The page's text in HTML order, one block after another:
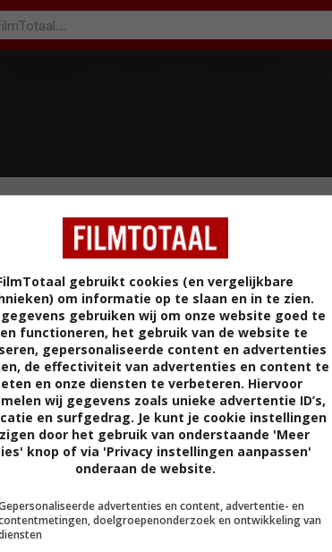
gebruikt cookies (en vergelijkbare
om informatie op te slaan en in te zien.
gegevens gebruiken wij om onze website goed te
functioneren, het gebruik van de website te
gepersonaliseerde content en advertenties
de effectiviteit van advertenties en content te
en onze diensten te verbeteren. Hiervoor
wij gegevens zoals unieke advertentie ID’s,
en surfgedrag. Je kunt je cookie instellingen
door het gebruik van onderstaande 'Meer
knop of via 'Privacy instellingen aanpassen'
onderaan de website.
advertenties en content, advertentie- en
doelgroepenonderzoek en ontwikkeling van